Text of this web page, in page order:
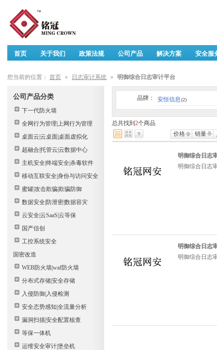
首页 关于我们 政策法规 公司产品 解决方案 安全服
您当前的位置： 首页 » 日志审计系统 » 明御综合日志审计平台
公司产品分类
下一代防火墙
全网行为管理|上网行为管理
桌面云|云桌面|桌面虚拟化
超融合|托管云|云数据中心
主机安全|终端安全|杀毒软件
移动互联安全|身份与访问安全
蜜罐|攻击欺骗|欺骗防御
数据安全|防泄密|数据容灾
云安全|云SaaS|云等保
国产信创
工控系统安全
国密改造
WEB防火墙|waf防火墙
分布式存储|安全存储
入侵防御|入侵检测
安全态势感知|全流量分析
漏洞扫描|安全配置核查
等保一体机
运维安全审计|堡垒机
品牌： 安恒信息(2)
总共找到 2个商品
价格
销量
明御综合日志
明御综合日志
明御综合日志
明御综合日志